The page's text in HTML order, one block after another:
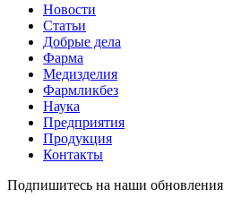
Новости
Статьи
Добрые дела
Фарма
Медизделия
Фармликбез
Наука
Предприятия
Продукция
Контакты
Подпишитесь на наши обновления